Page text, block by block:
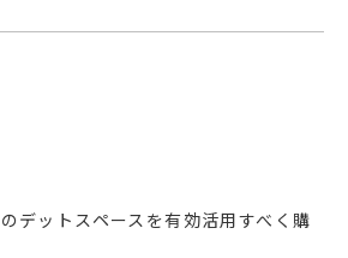
デットスペースを有効活用すべく購